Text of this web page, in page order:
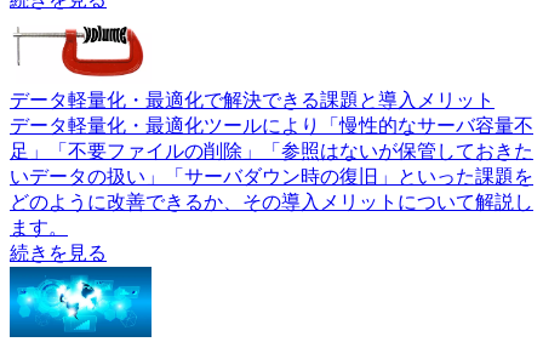
データ軽量化・最適化で解決できる課題と導入メリット
データ軽量化・最適化ツールにより「慢性的なサーバ容量不
足」「不要ファイルの削除」「参照はないが保管しておきた
いデータの扱い」「サーバダウン時の復旧」といった課題を
どのように改善できるか、その導入メリットについて解説し
ます。
続きを見る